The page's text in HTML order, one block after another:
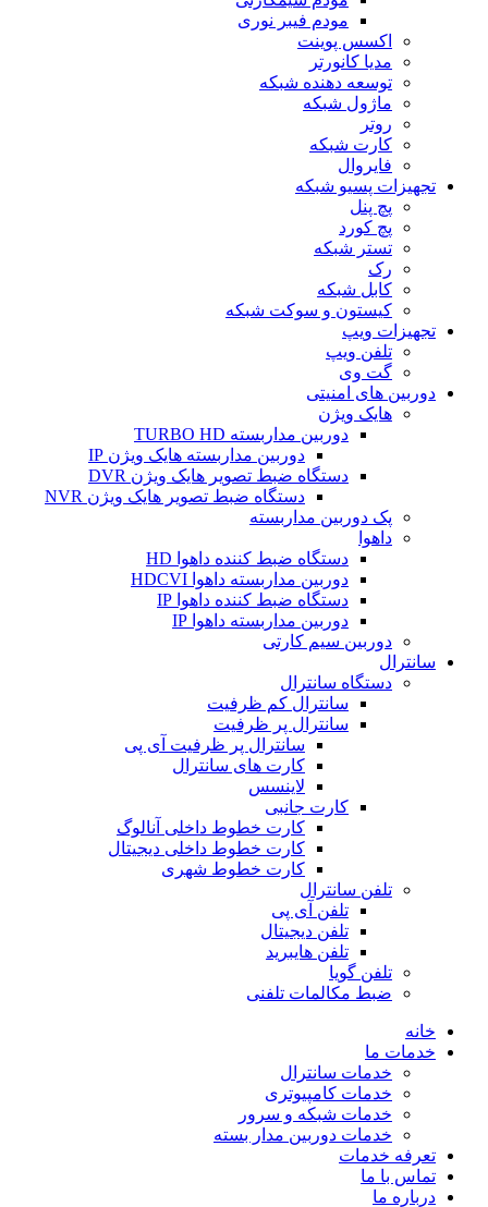
مودم فیبر نوری
اکسس پوینت
مدیا کانورتر
توسعه دهنده شبکه
ماژول شبکه
روتر
کارت شبکه
فایروال
تجهیزات پسیو شبکه
پچ پنل
پچ کورد
تستر شبکه
رک
کابل شبکه
کیستون و سوکت شبکه
تجهیزات ویپ
تلفن ویپ
گت وی
دوربین های امنیتی
هایک ویژن
دوربین مداربسته TURBO HD
دوربین مداربسته هایک ویژن IP
دستگاه ضبط تصویر هایک ویژن DVR
دستگاه ضبط تصویر هایک ویژن NVR
پک دوربین مداربسته
داهوا
دستگاه ضبط کننده داهوا HD
دوربین مداربسته داهوا HDCVI
دستگاه ضبط کننده داهوا IP
دوربین مداربسته داهوا IP
دوربین سیم کارتی
سانترال
دستگاه سانترال
سانترال کم ظرفیت
سانترال پر ظرفیت
سانترال پر ظرفیت آی پی
کارت های سانترال
لاینسس
کارت جانبی
کارت خطوط داخلی آنالوگ
کارت خطوط داخلی دیجیتال
کارت خطوط شهری
تلفن سانترال
تلفن آی پی
تلفن دیجیتال
تلفن هایبرید
تلفن گویا
ضبط مکالمات تلفنی
خانه
خدمات ما
خدمات سانترال
خدمات کامپیوتری
خدمات شبکه و سرور
خدمات دوربین مدار بسته
تعرفه خدمات
تماس با ما
درباره ما